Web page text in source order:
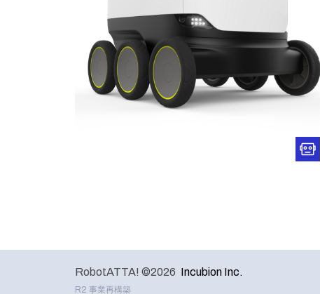
RobotATTA! ©2026 Incubion Inc.
R2 事業再構築